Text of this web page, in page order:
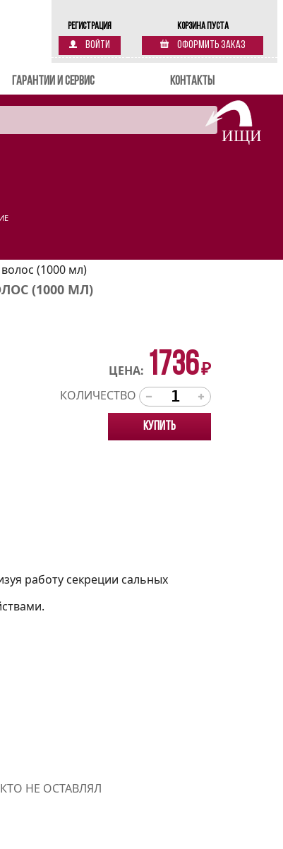
Регистрация
Войти
Корзина пуста
Оформить заказ
Гарантии и сервис Контакты
(1000 мл)
(1000 МЛ)
ЦЕНА: 1736₽
КОЛИЧЕСТВО
Купить
работу секреции сальных
НЕ ОСТАВЛЯЛ